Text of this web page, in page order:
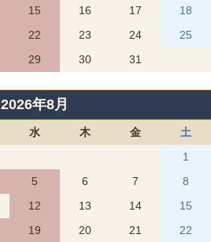
15 16 17
18
22 23 24
25
29 30 31
2026年8月
水 木 金
土
1
5 6 7
8
12 13 14
15
19 20 21
22